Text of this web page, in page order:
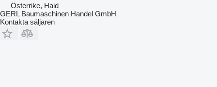
Österrike, Haid
GERL Baumaschinen Handel GmbH
Kontakta säljaren